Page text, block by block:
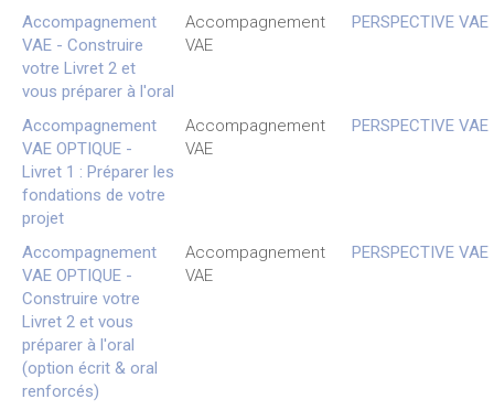
Accompagnement
VAE - Construire
votre Livret 2 et
vous préparer à l'oral
Accompagnement
VAE
PERSPECTIVE VAE
Accompagnement
VAE OPTIQUE -
Livret 1 : Préparer les
fondations de votre
projet
Accompagnement
VAE
PERSPECTIVE VAE
Accompagnement
VAE OPTIQUE -
Construire votre
Livret 2 et vous
préparer à l'oral
(option écrit & oral
renforcés)
Accompagnement
VAE
PERSPECTIVE VAE